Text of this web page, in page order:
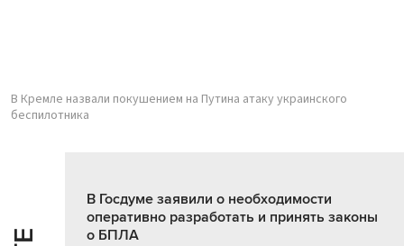
В Кремле назвали покушением на Путина атаку украинского
беспилотника
В Госдуме заявили о необходимости
оперативно разработать и принять законы
о БПЛА